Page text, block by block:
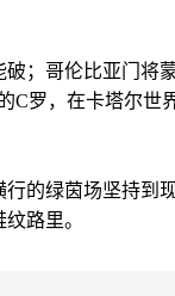
哥伦比亚门将
罗，在卡塔尔
绿茵场坚持到
路里。